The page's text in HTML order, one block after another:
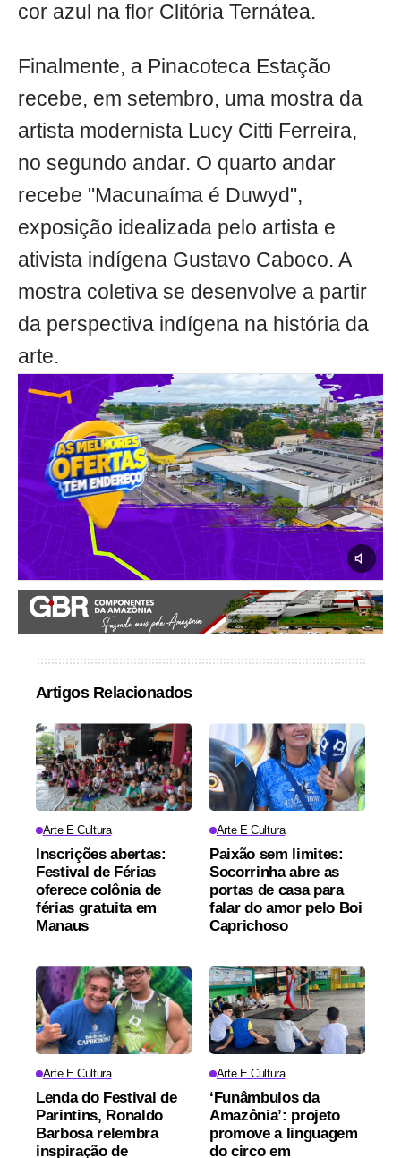
cor azul na flor Clitória Ternátea.
Finalmente, a Pinacoteca Estação
recebe, em setembro, uma mostra da
artista modernista Lucy Citti Ferreira,
no segundo andar. O quarto andar
recebe "Macunaíma é Duwyd",
exposição idealizada pelo artista e
ativista indígena Gustavo Caboco. A
mostra coletiva se desenvolve a partir
da perspectiva indígena na história da
arte.
Artigos Relacionados
Arte E Cultura
Inscrições abertas:
Festival de Férias
oferece colônia de
férias gratuita em
Manaus
Arte E Cultura
Paixão sem limites:
Socorrinha abre as
portas de casa para
falar do amor pelo Boi
Caprichoso
Arte E Cultura
Lenda do Festival de
Parintins, Ronaldo
Barbosa relembra
inspiração de
Arte E Cultura
‘Funâmbulos da
Amazônia’: projeto
promove a linguagem
do circo em